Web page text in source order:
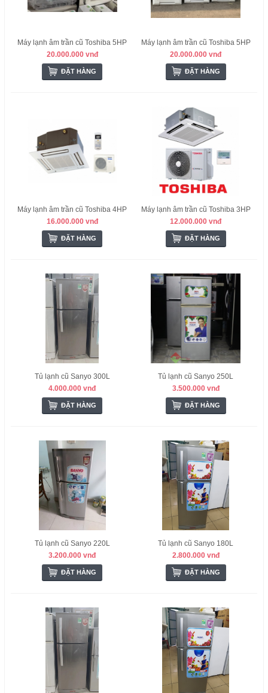
Máy lạnh âm trần cũ Toshiba 5HP
20.000.000 vnđ
ĐẶT HÀNG
Máy lạnh âm trần cũ Toshiba 5HP
20.000.000 vnđ
ĐẶT HÀNG
Máy lạnh âm trần cũ Toshiba 4HP
16.000.000 vnđ
ĐẶT HÀNG
Máy lạnh âm trần cũ Toshiba 3HP
12.000.000 vnđ
ĐẶT HÀNG
Tủ lạnh cũ Sanyo 300L
4.000.000 vnđ
ĐẶT HÀNG
Tủ lạnh cũ Sanyo 250L
3.500.000 vnđ
ĐẶT HÀNG
Tủ lạnh cũ Sanyo 220L
3.200.000 vnđ
ĐẶT HÀNG
Tủ lạnh cũ Sanyo 180L
2.800.000 vnđ
ĐẶT HÀNG